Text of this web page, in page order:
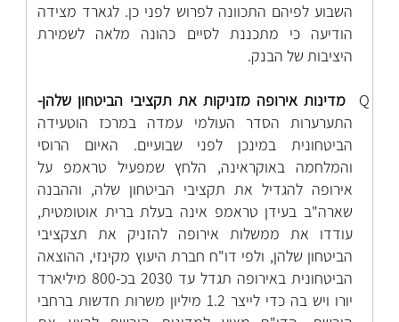
השבוע לפיהם התכוונה לפרוש לפני כן. לגארד מצידה
הודיעה כי מתכננת לסיים כהונה מלאה לשמירת
היציבות של הבנק.
Q
מדינות אירופה מזניקות את תקציבי הביטחון שלהן-
התערערות הסדר העולמי עמדה במרכז הוטעידה
הביטחונית במינכן לפני שבועיים. האיום הרוסי
והמלחמה באוקראינה, הלחץ שמפעיל טראמפ על
אירופה להגדיל את תקציבי הביטחון שלה, וההבנה
שארה"ב בעידן טראמפ אינה בעלת ברית אוטומטית,
עודדו את ממשלות אירופה להזניק את תצקציבי
הביטחון שלהן, ולפי דו"ח חברת היעוץ מקינזי, ההוצאה
הביטחונית באירופה תגדל עד 2030 בכ-800 מיליארד
יורו ויש בה כדי לייצר 1.2 מיליון משרות חדשות ברחבי